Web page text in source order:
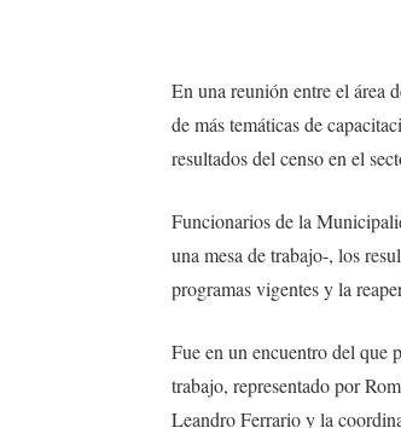
En una reunión entre el área
de más temáticas de
resultados del censo en el
Funcionarios de la
una mesa de trabajo-, los
programas vigentes y la
Fue en un encuentro del que
trabajo, representado por
Leandro Ferrario y la